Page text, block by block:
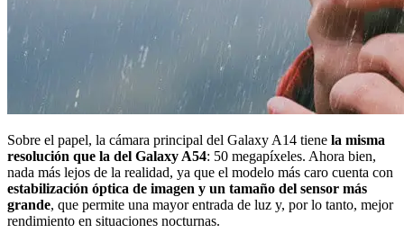
Sobre el papel, la cámara principal del Galaxy A14 tiene la misma
resolución que la del Galaxy A54: 50 megapíxeles. Ahora bien,
nada más lejos de la realidad, ya que el modelo más caro cuenta con
estabilización óptica de imagen y un tamaño del sensor más
grande, que permite una mayor entrada de luz y, por lo tanto, mejor
rendimiento en situaciones nocturnas.